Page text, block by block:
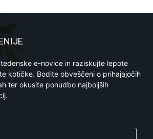
e-novice in raziskujte lepote
kotičke. Bodite obveščeni o prihajajočih
ter okusite ponudbo najboljših